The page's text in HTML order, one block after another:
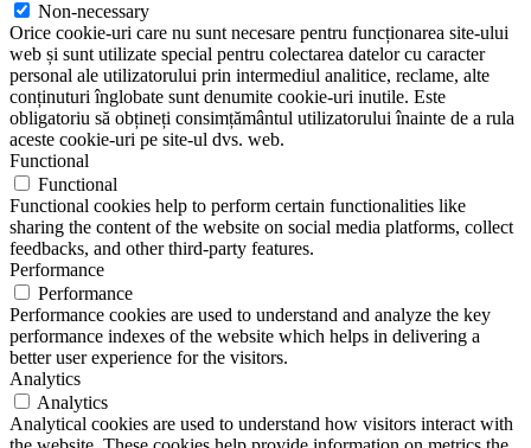
Non-necessary
Orice cookie-uri care nu sunt necesare pentru funcționarea site-ului
web și sunt utilizate special pentru colectarea datelor cu caracter
personal ale utilizatorului prin intermediul analitice, reclame, alte
conținuturi înglobate sunt denumite cookie-uri inutile. Este
obligatoriu să obțineți consimțământul utilizatorului înainte de a rula
aceste cookie-uri pe site-ul dvs. web.
Functional
Functional
Functional cookies help to perform certain functionalities like
sharing the content of the website on social media platforms, collect
feedbacks, and other third-party features.
Performance
Performance
Performance cookies are used to understand and analyze the key
performance indexes of the website which helps in delivering a
better user experience for the visitors.
Analytics
Analytics
Analytical cookies are used to understand how visitors interact with